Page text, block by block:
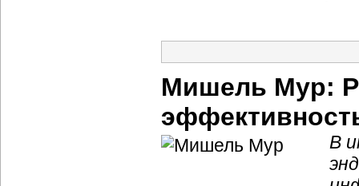
Мишель Мур:
В